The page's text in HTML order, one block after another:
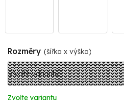
Rozměry (šířka x výška)
Zvolte variantu